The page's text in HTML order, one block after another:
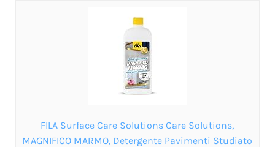
‎FILA Surface Care Solutions Care Solutions,
MAGNIFICO MARMO, Detergente Pavimenti Studiato